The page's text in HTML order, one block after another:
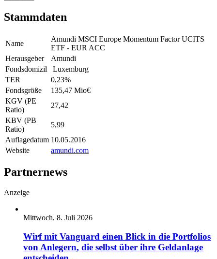
Stammdaten
Name
Amundi MSCI Europe Momentum Factor UCITS
ETF - EUR ACC
Herausgeber
Amundi
Fondsdomizil
Luxemburg
TER
0,23%
Fondsgröße
135,47 Mio€
KGV (PE
Ratio)
27,42
KBV (PB
Ratio)
5,99
Auflagedatum 10.05.2016
Website
amundi.com
Partnernews
Anzeige
Mittwoch, 8. Juli 2026
Wirf mit Vanguard einen Blick in die Portfolios
von Anlegern, die selbst über ihre Geldanlage